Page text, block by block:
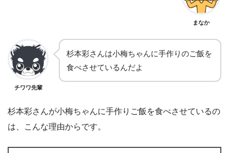
まなか
チワワ先輩
杉本彩さんは小梅ちゃんに手作りのご飯を
食べさせているんだよ
杉本彩さんが小梅ちゃんに手作りご飯を食べさせているの
は、こんな理由からです。